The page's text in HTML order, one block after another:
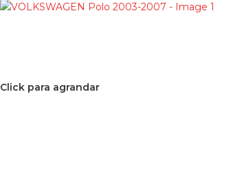
Click para agrandar